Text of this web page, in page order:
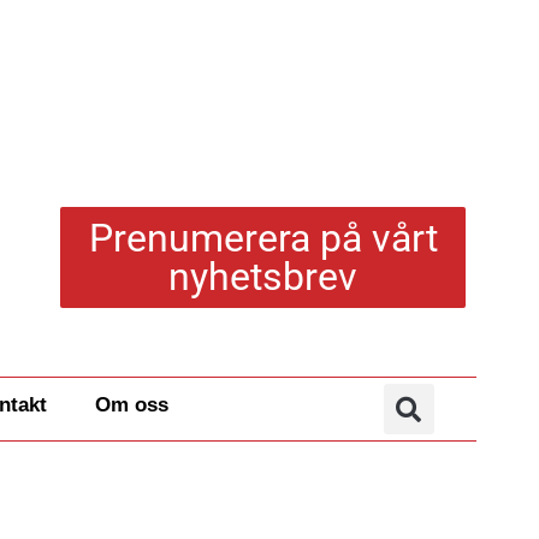
Prenumerera på vårt
nyhetsbrev
Om oss